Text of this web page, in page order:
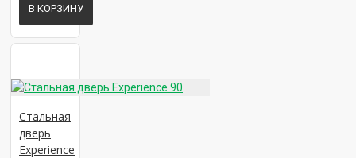
Панель 16 ФК 58
В КОРЗИНУ
Стальная
дверь
Experience